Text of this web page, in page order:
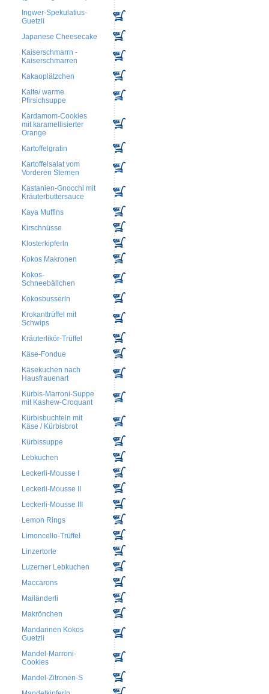
Ingwer-Spekulatius-
Guetzli
Japanese Cheesecake
Kaiserschmarrn -
Kaiserschmarren
Kakaoplätzchen
Kalte/ warme
Pfirsichsuppe
Kardamom-Cookies
mit karamellisierter
Orange
Kartoffelgratin
Kartoffelsalat vom
Vorderen Sternen
Kastanien-Gnocchi mit
Kräuterbuttersauce
Kaya Muffins
Kirschnüsse
Klosterkipferln
Kokos Makronen
Kokos-
Schneebällchen
Kokosbusserln
Krokanttrüffel mit
Schwips
Kräuterlikör-Trüffel
Käse-Fondue
Käsekuchen nach
Hausfrauenart
Kürbis-Marroni-Suppe
mit Kashew-Croquant
Kürbisbuchteln mit
Käse / Kürbisbrot
Kürbissuppe
Lebkuchen
Leckerli-Mousse I
Leckerli-Mousse II
Leckerli-Mousse III
Lemon Rings
Limoncello-Trüffel
Linzertorte
Luzerner Lebkuchen
Maccarons
Mailänderli
Makrönchen
Mandarinen Kokos
Guetzli
Mandel-Marroni-
Cookies
Mandel-Zitronen-S